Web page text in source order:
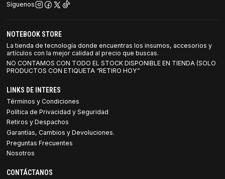
Síguenos
NOTEBOOK STORE
La tienda de tecnología donde encuentras los insumos, accesorios y
artículos con la mejor calidad al precio que buscas.
NO CONTAMOS CON TODO EL STOCK DISPONIBLE EN TIENDA (SOLO
PRODUCTOS CON ETIQUETA “RETIRO HOY”
LINKS DE INTERES
Términos y Condiciones
Política de Privacidad y Seguridad
Retiros y Despachos
Garantías, Cambios y Devoluciones.
Preguntas Frecuentes
Nosotros
CONTÁCTANOS